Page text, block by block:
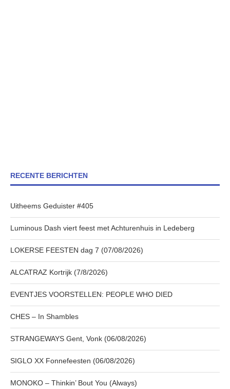
RECENTE BERICHTEN
Uitheems Geduister #405
Luminous Dash viert feest met Achturenhuis in Ledeberg
LOKERSE FEESTEN dag 7 (07/08/2026)
ALCATRAZ Kortrijk (7/8/2026)
EVENTJES VOORSTELLEN: PEOPLE WHO DIED
CHES – In Shambles
STRANGEWAYS Gent, Vonk (06/08/2026)
SIGLO XX Fonnefeesten (06/08/2026)
MONOKO – Thinkin’ Bout You (Always)